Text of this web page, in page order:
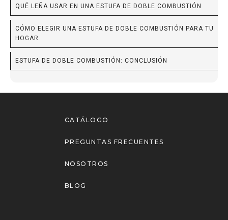
QUÉ LEÑA USAR EN UNA ESTUFA DE DOBLE COMBUSTIÓN
CÓMO ELEGIR UNA ESTUFA DE DOBLE COMBUSTIÓN PARA TU
HOGAR
ESTUFA DE DOBLE COMBUSTIÓN: CONCLUSIÓN
CATÁLOGO
PREGUNTAS FRECUENTES
NOSOTROS
BLOG